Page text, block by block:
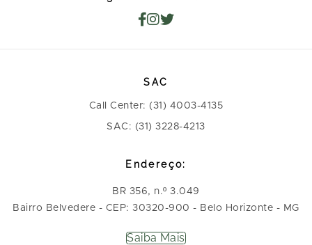
SAC
Call Center: (31) 4003-4135
SAC: (31) 3228-4213
Endereço:
BR 356, n.º 3.049
Bairro Belvedere - CEP: 30320-900 - Belo Horizonte - MG
Saiba Mais